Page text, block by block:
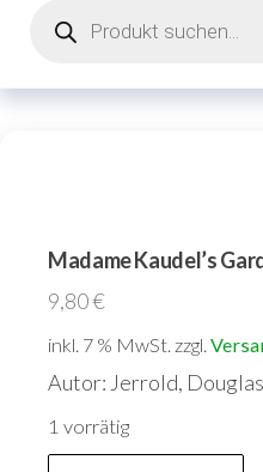
search
Madame Kaudel’s
9,80€
inkl. 7 % MwSt. zzgl.
Autor: Jerrold, Douglas
1 vorrätig